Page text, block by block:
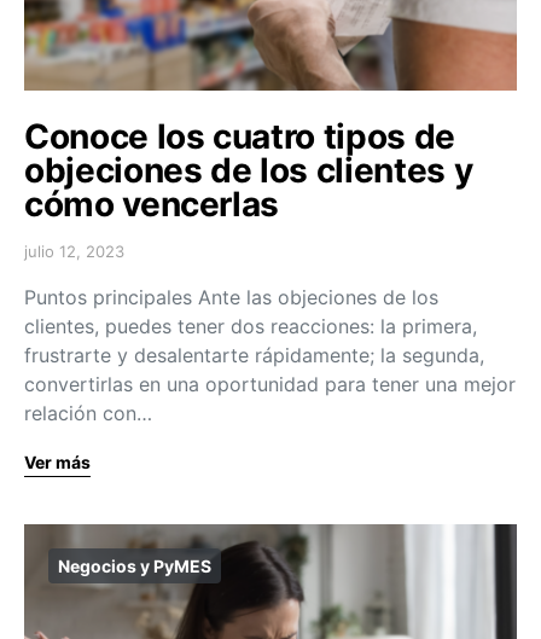
Conoce los cuatro tipos de
objeciones de los clientes y
cómo vencerlas
julio 12, 2023
Puntos principales Ante las objeciones de los
clientes, puedes tener dos reacciones: la primera,
frustrarte y desalentarte rápidamente; la segunda,
convertirlas en una oportunidad para tener una mejor
relación con…
Ver más
Negocios y PyMES